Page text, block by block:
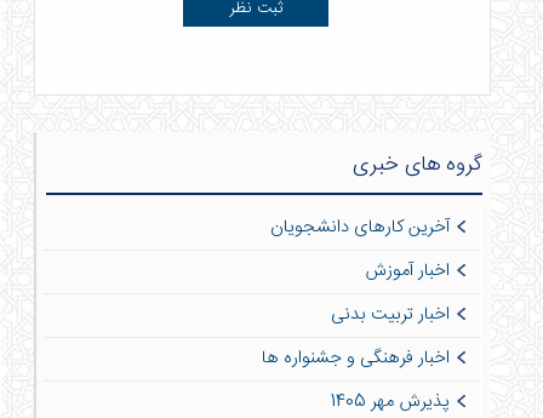
گروه های خبری
آخرین کارهای دانشجویان
اخبار آموزش
اخبار تربیت بدنی
اخبار فرهنگی و جشنواره ها
پذیرش مهر 1405